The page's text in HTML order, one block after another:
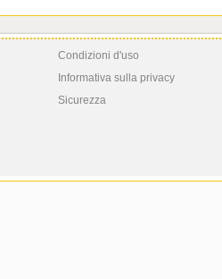
Condizioni d'uso
Informativa sulla privacy
Sicurezza